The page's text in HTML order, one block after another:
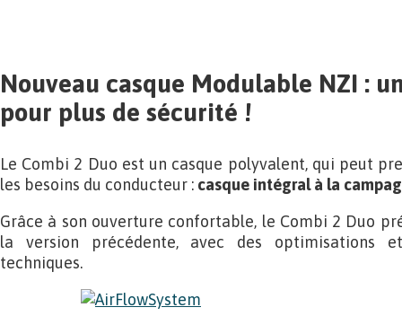
Nouveau casque Modulable NZI :
pour plus de sécurité !
Le Combi 2 Duo est un casque polyvalent, qui peut
les besoins du conducteur : casque intégral à la
Grâce à son ouverture confortable, le Combi 2 Duo
la version précédente, avec des optimisations
techniques.